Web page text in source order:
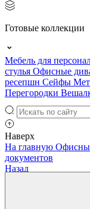
Готовые коллекции
Мебель для
стулья Офисные
ресепшн Сейфы
Перегородки
Наверх
На главную
документов
Назад